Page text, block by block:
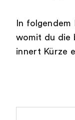
In
womit du die
innert Kürze